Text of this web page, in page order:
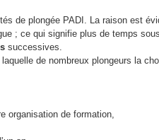
de plongée PADI. La raison est
; ce qui signifie plus de temps
successives.
de nombreux plongeurs la
organisation de formation,